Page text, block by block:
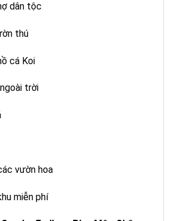
dân tộc
thú
cá Koi
trời
vườn hoa
miễn phí